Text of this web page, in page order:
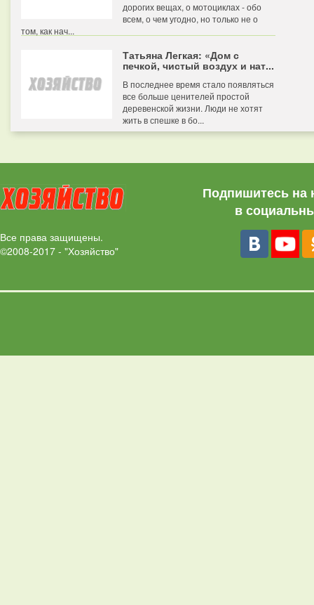
дорогих вещах, о мотоциклах - обо
всем, о чем угодно, но только не о
том, как нач...
Татьяна Легкая: «Дом с
печкой, чистый воздух и нат...
В последнее время стало появляться
все больше ценителей простой
деревенской жизни. Люди не хотят
жить в спешке в бо...
Все права защищены.
©2008-2017 - "Хозяйство"
Подпишитесь на
в